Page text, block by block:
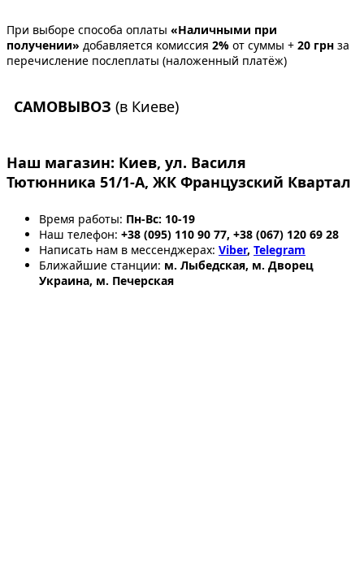
При выборе способа оплаты «Наличными при
получении» добавляется комиссия 2% от суммы + 20 грн за
перечисление послеплаты (наложенный платёж)
САМОВЫВОЗ (в Киеве)
Наш магазин: Киев, ул. Василя
Тютюнника 51/1-А, ЖК Французский Квартал
Время работы: Пн-Вс: 10-19
Наш телефон: +38 (095) 110 90 77, +38 (067) 120 69 28
Написать нам в мессенджерах: Viber, Telegram
Ближайшие станции: м. Лыбедская, м. Дворец
Украина, м. Печерская